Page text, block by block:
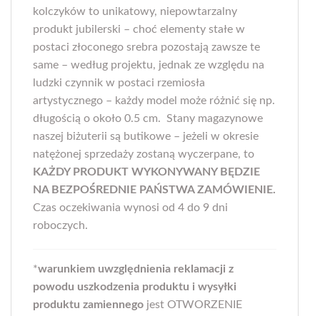
kolczyków to unikatowy, niepowtarzalny
produkt jubilerski – choć elementy stałe w
postaci złoconego srebra pozostają zawsze te
same – według projektu, jednak ze względu na
ludzki czynnik w postaci rzemiosła
artystycznego – każdy model może różnić się np.
długością o około 0.5 cm. Stany magazynowe
naszej biżuterii są butikowe – jeżeli w okresie
natężonej sprzedaży zostaną wyczerpane, to
KAŻDY PRODUKT WYKONYWANY BĘDZIE
NA BEZPOŚREDNIE PAŃSTWA ZAMÓWIENIE.
Czas oczekiwania wynosi od 4 do 9 dni
roboczych.
*warunkiem uwzględnienia reklamacji z
powodu uszkodzenia produktu i wysyłki
produktu zamiennego jest OTWORZENIE